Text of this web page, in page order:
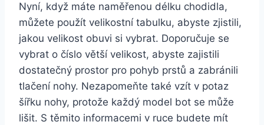
Nyní, když máte naměřenou délku chodidla,
můžete použít velikostní tabulku, abyste zjistili,
jakou velikost obuvi si vybrat. Doporučuje se
vybrat o číslo větší velikost, abyste zajistili
dostatečný prostor pro pohyb prstů a zabránili
tlačení nohy. Nezapomeňte také vzít v potaz
šířku nohy, protože každý model bot se může
lišit. S těmito informacemi v ruce budete mít